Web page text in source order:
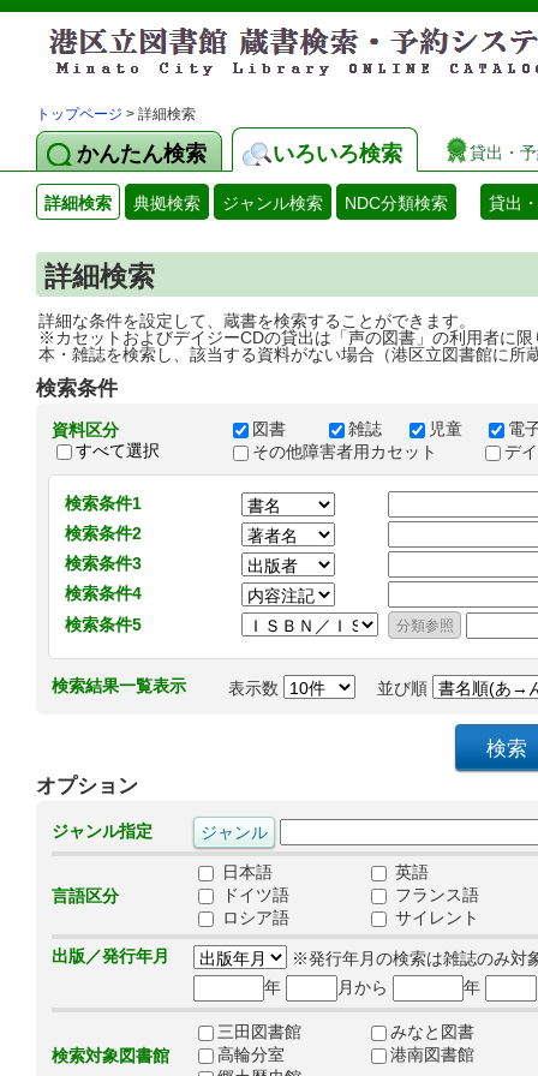
トップページ > 詳細検索
かんたん検索 いろいろ検索 貸出・
詳細検索 典拠検索 ジャンル検索 NDC分類検索 貸出
詳細検索
詳細な条件を設定して、蔵書を検索することができます。
※カセットおよびデイジーCDの貸出は「声の図書」の利用者に限
本・雑誌を検索し、該当する資料がない場合（港区立図書館に所
検索条件
資料区分
すべて選択
図書 雑誌 児童
電
その他障害者用カセット
デ
検索条件1
検索条件2
検索条件3
検索条件4
検索条件5
検索結果一覧表示 表示数 並び順
オプション
ジャンル指定
言語区分
日本語
英語
ドイツ語
フランス語
ロシア語
サイレント
出版／発行年月
※発行年月の検索は雑誌のみ対
年
月から 年
検索対象図書館
三田図書館
みなと図書
高輪分室
港南図書館